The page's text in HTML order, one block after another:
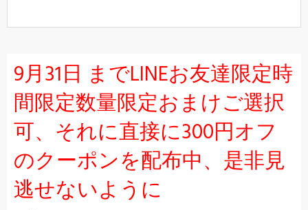
9月31日 までLINEお友達限定時
間限定数量限定おまけご選択
可、それに直接に300円オフ
のクーポンを配布中、是非見
逃せないように